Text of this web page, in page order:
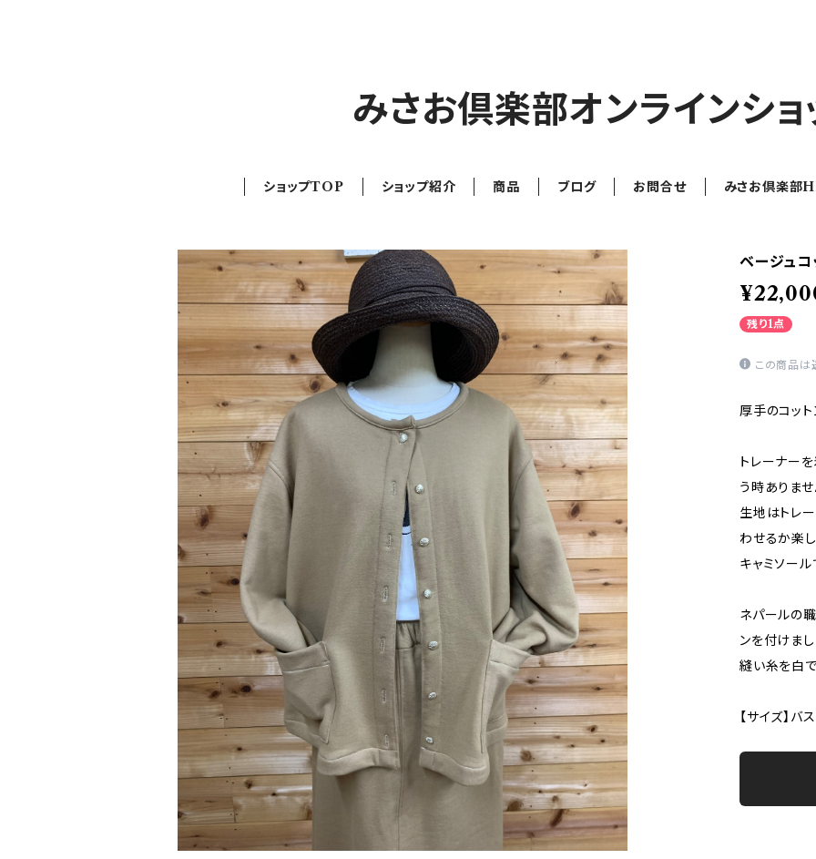
みさお倶楽部オンラインショ
ショップTOP ショップ紹介 商品 ブログ お問合せ みさお倶楽部
ベージュ
残り1点
この商品は
厚手のコッ
トレーナー
う時ありま
生地はトレ
わせるか楽
キャミソール
ネパールの
ンを付けまし
縫い糸を白
【サイズ】